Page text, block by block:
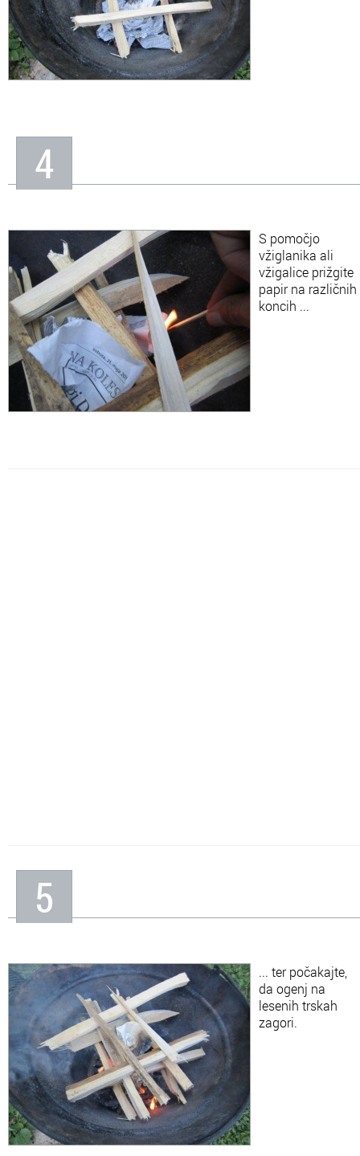
4
S pomočjo
vžiglanika ali
vžigalice prižgite
papir na različnih
koncih ...
5
... ter počakajte,
da ogenj na
lesenih trskah
zagori.